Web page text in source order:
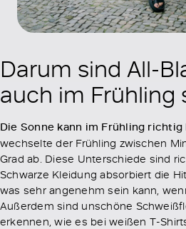
Darum sind All-
auch im Frühling
Die Sonne kann im Frühling richtig
wechselte der Frühling zwischen
Grad ab. Diese Unterschiede sind
Schwarze Kleidung absorbiert die
was sehr angenehm sein kann,
Außerdem sind unschöne
erkennen, wie es bei weißen T-